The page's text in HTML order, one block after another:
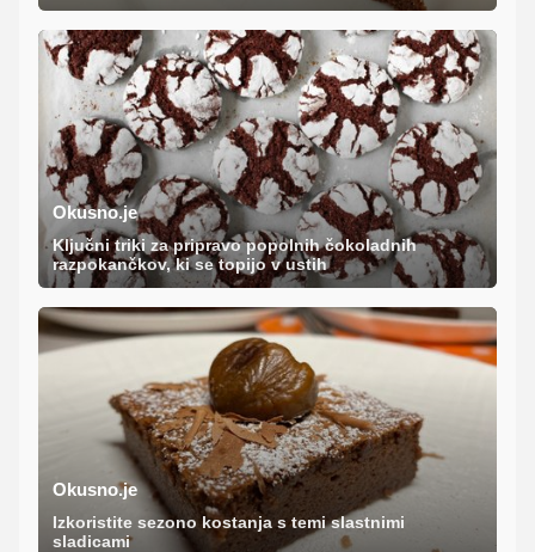
Okusno.je
Ključni triki za pripravo popolnih čokoladnih
razpokančkov, ki se topijo v ustih
Okusno.je
Izkoristite sezono kostanja s temi slastnimi
sladicami